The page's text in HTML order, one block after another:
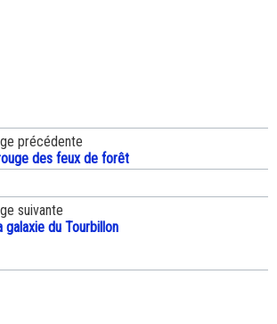
précédente
des feux de forêt
suivante
galaxie du Tourbillon